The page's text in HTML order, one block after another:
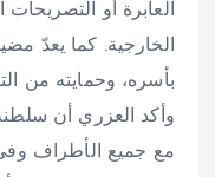
العابرة أو التصريحات
الخارجية. كما يعدّ
بأسره، وحمايته من
وأكد العزري أن
مع جميع الأطراف